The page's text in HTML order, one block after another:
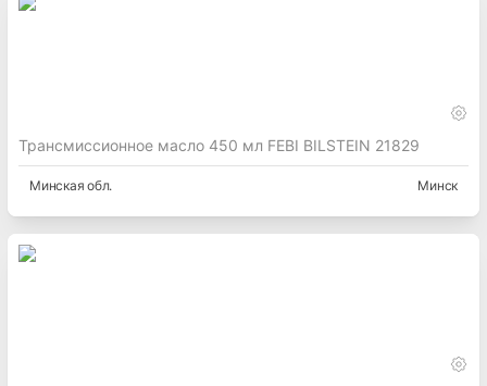
Трансмиссионное масло 450 мл FEBI BILSTEIN 21829
Минская обл. Минск